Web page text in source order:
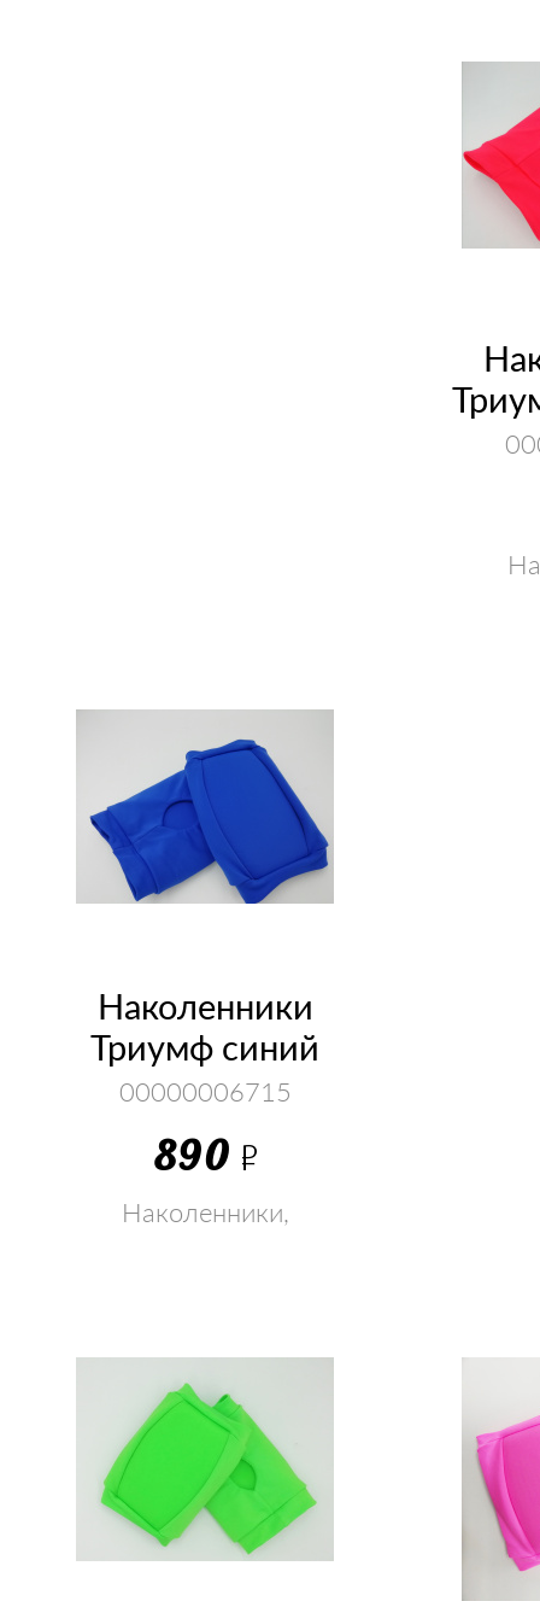
Наколенники
Триумф синий
00000006715
890 Р
Наколенники,